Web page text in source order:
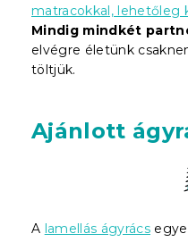
matracokkal, lehetőleg
Mindig mindkét
elvégre életünk
töltjük.
Ajánlott
A lamellás ágyrács